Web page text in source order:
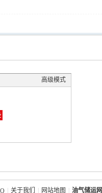
高级模式
关于我们 网站地图 油气储运网